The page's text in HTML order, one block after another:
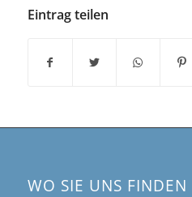
Eintrag teilen
WO SIE UNS FINDEN